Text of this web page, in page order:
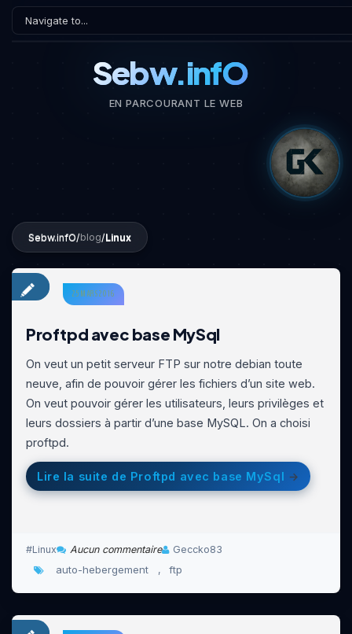
Sebw.infO
EN PARCOURANT LE WEB
Sebw.infO/blog/Linux
Proftpd avec base MySql
On veut un petit serveur FTP sur notre debian toute
neuve, afin de pouvoir gérer les fichiers d’un site web.
On veut pouvoir gérer les utilisateurs, leurs privilèges et
leurs dossiers à partir d’une base MySQL. On a choisi
proftpd.
Lire la suite de Proftpd avec base MySql
25 MARS 2016
Linux Aucun commentaire Geccko83
auto-hebergement , ftp